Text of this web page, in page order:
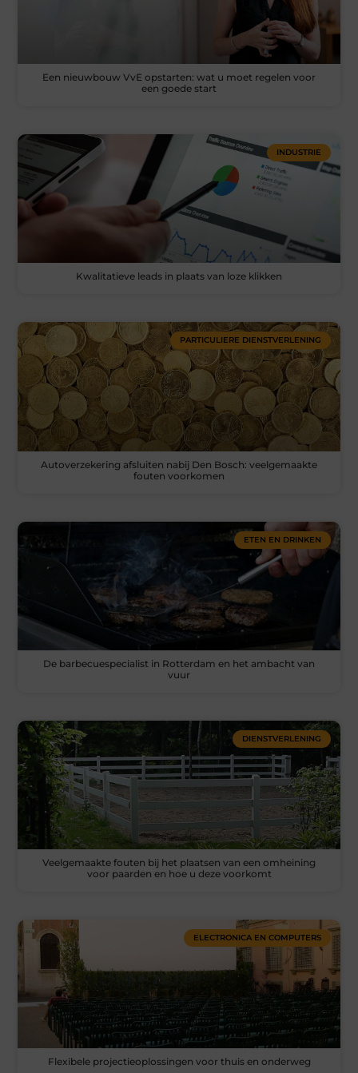
Een nieuwbouw VvE opstarten: wat u moet regelen voor
een goede start
INDUSTRIE
Kwalitatieve leads in plaats van loze klikken
PARTICULIERE DIENSTVERLENING
Autoverzekering afsluiten nabij Den Bosch: veelgemaakte
fouten voorkomen
ETEN EN DRINKEN
De barbecuespecialist in Rotterdam en het ambacht van
vuur
DIENSTVERLENING
Veelgemaakte fouten bij het plaatsen van een omheining
voor paarden en hoe u deze voorkomt
ELECTRONICA EN COMPUTERS
Flexibele projectieoplossingen voor thuis en onderweg